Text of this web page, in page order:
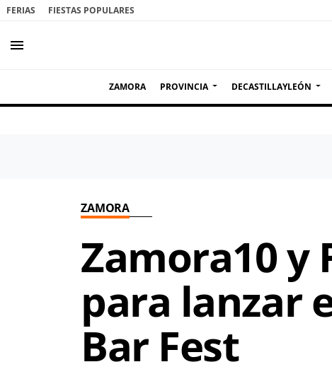
FERIAS FIESTAS POPULARES
menu
ZAMORA PROVINCIA DECASTILLAYLEÓN
ZAMORA
Zamora10 y
para lanzar
Bar Fest